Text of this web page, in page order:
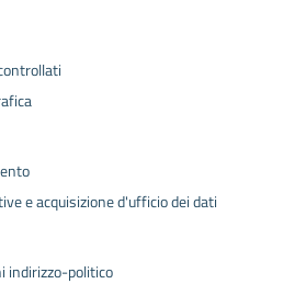
e acquisizione d'ufficio dei dati
indirizzo-politico